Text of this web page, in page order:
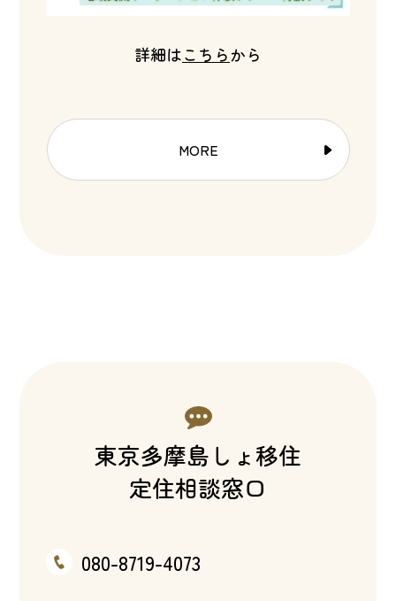
詳細はこちらから
MORE
東京多摩島しょ移住
定住相談窓口
080-8719-4073